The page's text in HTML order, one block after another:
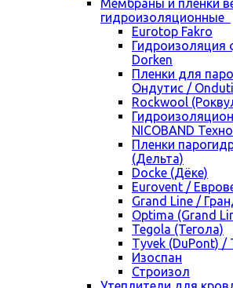
Мембраны и пленки
гидроизоляционные
Eurotop Fakro
Гидроизоляция
Dorken
Пленки для
Ондутис /
Rockwool
NICOBAND
Пленки
(Дельта)
Docke (Дёке)
Eurovent /
Grand Line /
Optima (Grand
Tegola (Тегола)
Tyvek (DuPont) /
Изоспан
Строизол